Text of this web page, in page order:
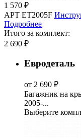
1 570 ₽
АРТ ET2005F
Подробнее
Итого за комплект:
2 690 ₽
Евродеталь
от 2 690 ₽
Багажник на
2005-...
Выберите